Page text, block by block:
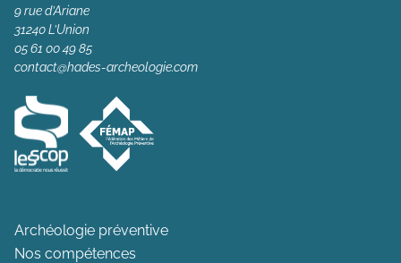
9 rue d’Ariane
31240 L’Union
05 61 00 49 85
contact@hades-archeologie.com
Archéologie préventive
Nos compétences